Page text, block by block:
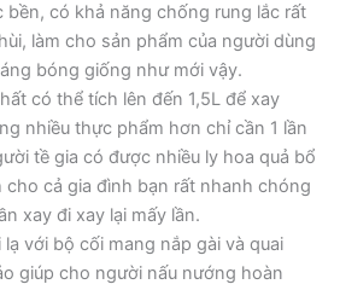
bền, có khả năng chống rung lắc rất
làm cho sản phẩm của người dùng
bóng giống như mới vậy.
có thể tích lên đến 1,5L để xay
nhiều thực phẩm hơn chỉ cần 1 lần
tề gia có được nhiều ly hoa quả bổ
cả gia đình bạn rất nhanh chóng
xay đi xay lại mấy lần.
lạ với bộ cối mang nắp gài và quai
giúp cho người nấu nướng hoàn